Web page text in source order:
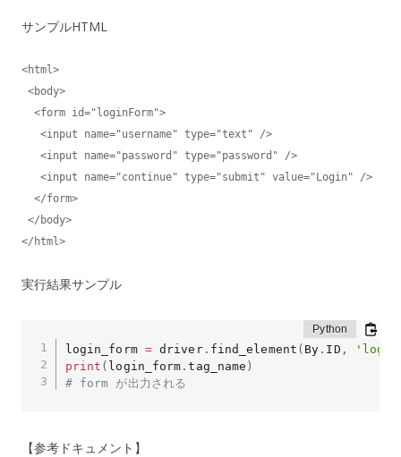
サンプルHTML
<html>
</html>
実行結果サンプル
login_form = driver. find_element ( By . ID ,
print ( login_form .tag_name )
# form が出力される
【参考ドキュメント】